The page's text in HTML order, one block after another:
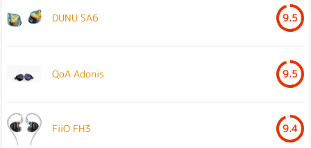
DUNU SA6 9.5
QoA Adonis 9.5
FiiO FH3 9.4